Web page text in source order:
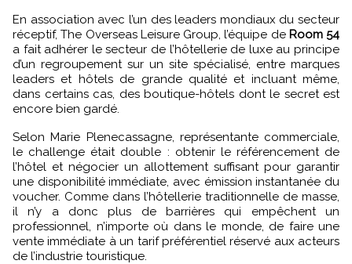
En association avec l’un des leaders mondiaux du secteur
réceptif, The Overseas Leisure Group, l’équipe de Room 54
a fait adhérer le secteur de l’hôtellerie de luxe au principe
d’un regroupement sur un site spécialisé, entre marques
leaders et hôtels de grande qualité et incluant même,
dans certains cas, des boutique-hôtels dont le secret est
encore bien gardé.
Selon Marie Plenecassagne, représentante commerciale,
le challenge était double : obtenir le référencement de
l’hôtel et négocier un allottement suffisant pour garantir
une disponibilité immédiate, avec émission instantanée du
voucher. Comme dans l’hôtellerie traditionnelle de masse,
il n’y a donc plus de barrières qui empêchent un
professionnel, n’importe où dans le monde, de faire une
vente immédiate à un tarif préférentiel réservé aux acteurs
de l’industrie touristique.